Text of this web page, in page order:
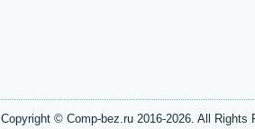
Copyright © Comp-bez.ru 2016-2026. All Rights